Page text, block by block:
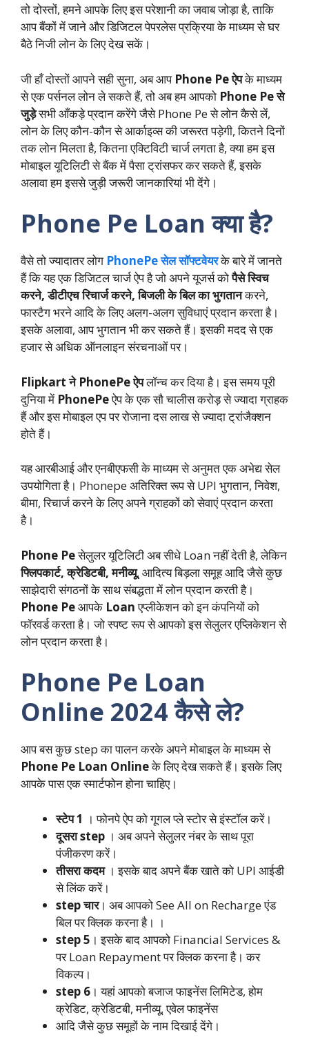
तो दोस्तों, हमने आपके लिए इस परेशानी का जवाब जोड़ा है, ताकि
आप बैंकों में जाने और डिजिटल पेपरलेस प्रक्रिया के माध्यम से घर
बैठे निजी लोन के लिए देख सकें।
जी हाँ दोस्तों आपने सही सुना, अब आप Phone Pe ऐपके माध्यम
से एक पर्सनल लोन ले सकते हैं, तो अब हम आपको Phone Pe से
जुड़ेसभी आँकड़े प्रदान करेंगे जैसे Phone Pe से लोन कैसे लें,
लोन के लिए कौन-कौन से आर्काइव्स की जरूरत पड़ेगी, कितने दिनों
तक लोन मिलता है, कितना एक्टिविटी चार्ज लगता है, क्या हम इस
मोबाइल यूटिलिटी से बैंक में पैसा ट्रांसफर कर सकते हैं, इसके
अलावा हम इससे जुड़ी जरूरी जानकारियां भी देंगे।
Phone Pe Loan क्या है?
वैसे तो ज्यादातर लोग PhonePe सेल सॉफ्टवेयरके बारे में जानते
हैं कि यह एक डिजिटल चार्ज ऐप है जो अपने यूजर्स कोपैसे स्विच
करने, डीटीएच रिचार्ज करने, बिजली के बिल का भुगतानकरने,
फास्टैग भरने आदि के लिए अलग-अलग सुविधाएं प्रदान करता है।
इसके अलावा, आप भुगतान भी कर सकते हैं। इसकी मदद से एक
हजार से अधिक ऑनलाइन संरचनाओं पर।
Flipkart ने PhonePe ऐपलॉन्च कर दिया है। इस समय पूरी
दुनिया में PhonePeऐप के एक सौ चालीस करोड़ से ज्यादा ग्राहक
हैं और इस मोबाइल एप पर रोजाना दस लाख से ज्यादा ट्रांजैक्शन
होते हैं।
यह आरबीआई और एनबीएफसी के माध्यम से अनुमत एक अभेद्य सेल
उपयोगिता है। Phonepe अतिरिक्त रूप से UPI भुगतान, निवेश,
बीमा, रिचार्ज करने के लिए अपने ग्राहकों को सेवाएं प्रदान करता
है।
Phone Peसेलुलर यूटिलिटी अब सीधे Loan नहीं देती है, लेकिन
फ्लिपकार्ट, क्रेडिटबी, मनीव्यू, आदित्य बिड़ला समूह आदि जैसे कुछ
साझेदारी संगठनों के साथ संबद्धता में लोन प्रदान करती है।
Phone Peआपके Loanएप्लीकेशन को इन कंपनियों को
फॉरवर्ड करता है। जो स्पष्ट रूप से आपको इस सेलुलर एप्लिकेशन से
लोन प्रदान करता है।
Phone Pe Loan
Online 2024 कैसे ले?
आप बस कुछ step का पालन करके अपने मोबाइल के माध्यम से
Phone Pe Loan Onlineके लिए देख सकते हैं। इसके लिए
आपके पास एक स्मार्टफोन होना चाहिए।
स्टेप 1 । फोनपे ऐप को गूगल प्ले स्टोर से इंस्टॉल करें।
दूसरा step । अब अपने सेलुलर नंबर के साथ पूरा
पंजीकरण करें।
तीसरा कदम। इसके बाद अपने बैंक खाते को UPI आईडी
से लिंक करें।
step चार। अब आपको See All on Recharge एंड
बिल पर क्लिक करना है। ।
step 5 । इसके बाद आपको Financial Services &
पर Loan Repayment पर क्लिक करना है। कर
विकल्प।
step 6 । यहां आपको बजाज फाइनेंस लिमिटेड, होम
क्रेडिट, क्रेडिटबी, मनीव्यू, एवेल फाइनेंस
आदि जैसे कुछ समूहों के नाम दिखाई देंगे।